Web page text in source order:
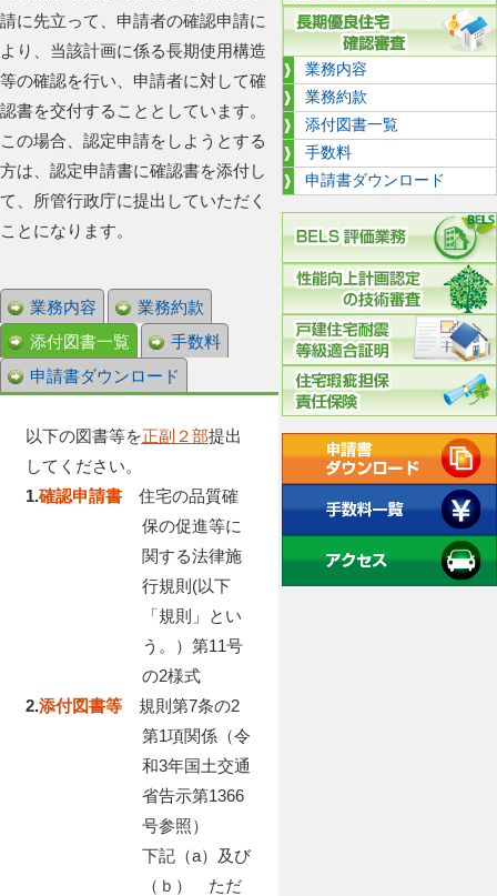
請に先立って、申請者の確認申請に
より、当該計画に係る長期使用構造
等の確認を行い、申請者に対して確
認書を交付することとしています。
この場合、認定申請をしようとする
方は、認定申請書に確認書を添付し
て、所管行政庁に提出していただく
ことになります。
業務内容
業務約款
添付図書一覧
手数料
申請書ダウンロード
以下の図書等を正副２部提出
してください。
1.確認申請書住宅の品質確
保の促進等に
関する法律施
行規則(以下
「規則」とい
う。）第11号
の2様式
2.添付図書等規則第7条の2
第1項関係（令
和3年国土交通
省告示第1366
号参照）
下記（a）及び
（ｂ） ただ
業務内容
業務約款
添付図書一覧
手数料
申請書ダウンロード